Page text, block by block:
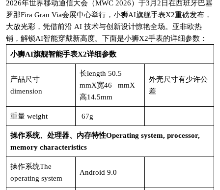
2026年世界移动通信大会（MWC 2026）于‌3月2日在西班牙巴塞
罗那Fira Gran Via会展中心举行，小狮AI旗舰手表X2重磅发布，
大放光彩，凭借前沿 AI 技术与创新设计惊艳全场。亚非欧热
销，解锁AI智能穿戴新高度。下面是小狮X2手表的详细参数：
小狮AI旗舰智能手表X2详细参数
产品尺寸
dimension
长length 50.5
mmX宽46 mmX
高14.5mm
外壳尺寸有少许公
差
重量 weight 67g
操作系统、处理器、内存特性Operating system, processor,
memory characteristics
操作系统The
operating system
Android 9.0